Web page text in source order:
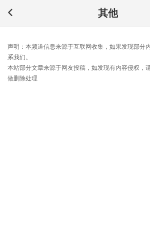
其他
声明：本频道信息来源于互联网收集，如果发现部分
系我们。
本站部分文章来源于网友投稿，如发现有内容侵权，
做删除处理